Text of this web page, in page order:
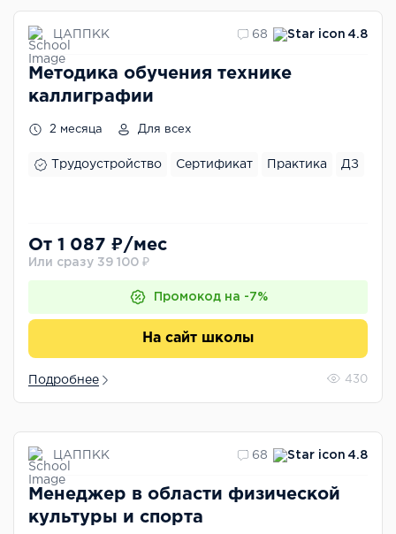
ЦАППКК 68 4.8
Методика обучения технике
каллиграфии
2 месяца Для всех
Трудоустройство Сертификат Практика ДЗ
От 1 087 ₽/мес
Или сразу 39 100 ₽
Промокод на -7%
На сайт школы
Подробнее 430
ЦАППКК 68 4.8
Менеджер в области физической
культуры и спорта